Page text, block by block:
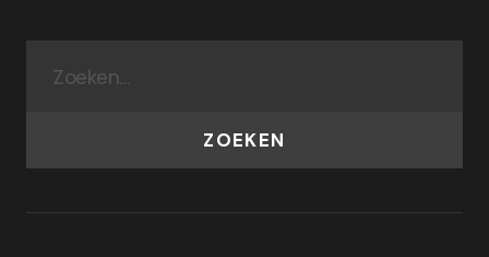
ZOEKEN